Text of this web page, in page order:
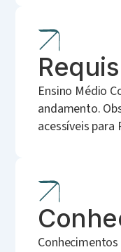
Ensino Médio
andamento.
acessíveis para